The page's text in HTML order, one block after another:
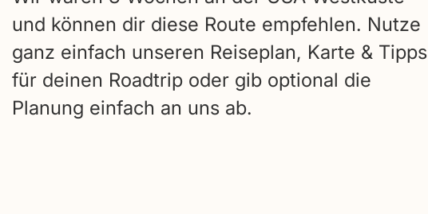
und können dir diese Route empfehlen. Nutze
ganz einfach unseren Reiseplan, Karte & Tipps
für deinen Roadtrip oder gib optional die
Planung einfach an uns ab.